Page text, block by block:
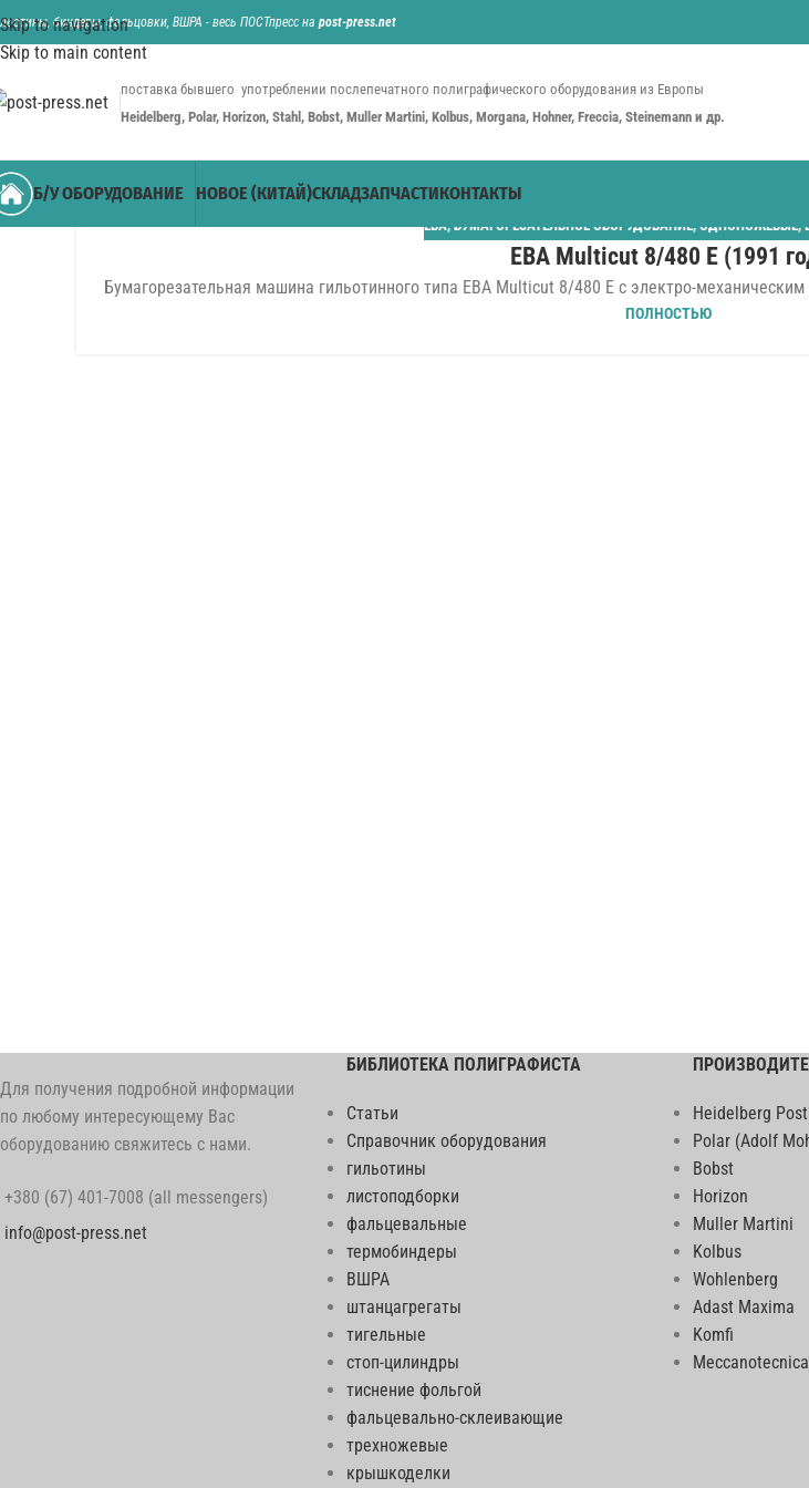
Skip to navigation
Skip to main content
биндеры, фальцовки, ВШРА - весь ПОСТпресс на post-press.net
поставка бывшего употреблении послепечатного полиграфического оборудования из Европы
Heidelberg, Polar, Horizon, Stahl, Bobst, Muller Martini, Kolbus, Morgana, Hohner, Freccia, Steinemann и др.
Б/У ОБОРУДОВАНИЕ НОВОЕ (КИТАЙ)СКЛАДЗАПЧАСТИКОНТАКТЫ
EBA, БУМАГОРЕЗАТЕЛЬНОЕ ОБОРУДОВАНИЕ, ОДНОНОЖЕВЫЕ,
EBA Multicut 8/480 E (1991
Бумагорезательная машина гильотинного типа EBA Multicut 8/480 E с электро-
ПОЛНОСТЬЮ
Для получения подробной информации
по любому интересующему Вас
оборудованию свяжитесь с нами.
+380 (67) 401-7008 (all messengers)
info@post-press.net
БИБЛИОТЕКА ПОЛИГРАФИСТА
Статьи
Справочник оборудования
гильотины
листоподборки
фальцевальные
термобиндеры
ВШРА
штанцагрегаты
тигельные
стоп-цилиндры
тиснение фольгой
фальцевально-склеивающие
трехножевые
крышкоделки
Heidelberg
Polar (Adolf
Bobst
Horizon
Muller Martini
Kolbus
Wohlenberg
Adast Maxima
Komfi
Meccanotecnica